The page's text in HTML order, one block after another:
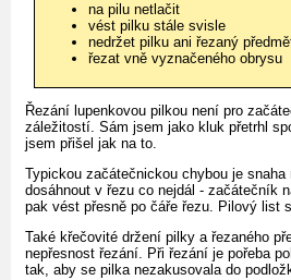
na pilu netlačit
vést pilku stále svisle
nedržet pilku ani řezaný
řezat vně vyznačeného obrysu
Řezání lupenkovou pilkou není pro
záležitostí. Sám jsem jako kluk přetrhl
jsem přišel jak na to.
Typickou začátečnickou chybou je
dosáhnout v řezu co nejdál - začátečník
pak vést přesně po čáře řezu. Pilový list
Také křečovité držení pilky a řezaného
nepřesnost řezání. Při řezání je pořeba
tak, aby se pilka nezakusovala do